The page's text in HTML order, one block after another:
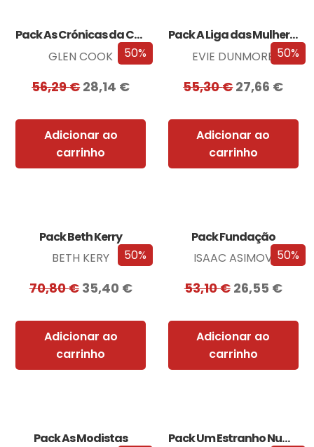
50%
Pack As Crónicas da Companhia Negra
GLEN COOK
56,29€28,14 €
Adicionar ao
carrinho
50%
Pack A Liga das Mulheres Extraordinárias
EVIE DUNMORE
55,30€27,66 €
Adicionar ao
carrinho
50%
Pack Beth Kerry
BETH KERY
70,80€ 35,40 €
Adicionar ao
carrinho
50%
Pack Fundação
ISAAC ASIMOV
53,10€ 26,55 €
Adicionar ao
carrinho
Pack As Modistas
Pack Um Estranho Numa Terra Estranha